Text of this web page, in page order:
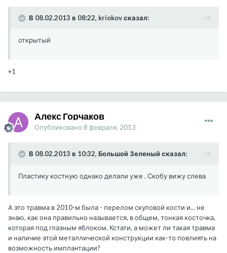
В 08.02.2013 в 08:22, kriokov сказал:
открытый
+1
Алекс Горчаков
Опубликовано 8 февраля, 2013
В 08.02.2013 в 10:32, Большой Зеленый сказал:
Пластику костную однако делали уже . Скобу вижу слева
А это травма в 2010-м была - перелом скуловой кости и... не
знаю, как она правильно называется, в общем, тонкая косточка,
которая под глазным яблоком. Кстати, а может ли такая травма
и наличие этой металлической конструкции как-то повлиять на
возможность имплантации?